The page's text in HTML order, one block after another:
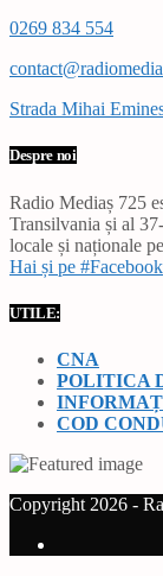
0269 834 554
Strada Mihai
Despre noi
Radio Mediaș 725
Transilvania și al
locale și naționale
Hai și pe #Facebook
UTILE:
CNA
POLITICA
COD
Copyright 2026 -